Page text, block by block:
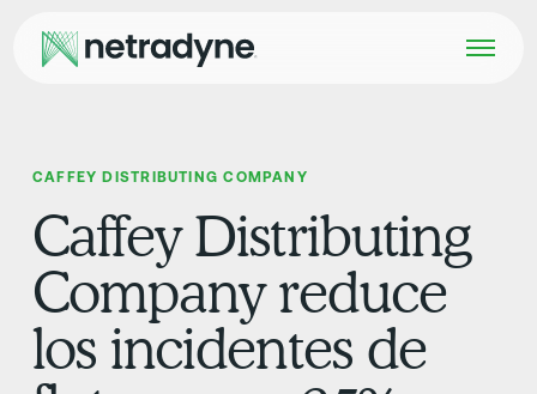
CAFFEY DISTRIBUTING COMPANY
Caffey Distributing
Company reduce
los incidentes de